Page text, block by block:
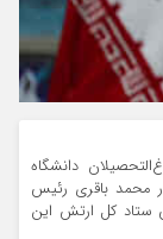
دانشگاه
محمد باقری رئیس
ستاد کل ارتش این